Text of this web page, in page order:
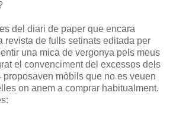
del diari de paper que encara
revista de fulls setinats editada per
una mica de vergonya pels meus
el convenciment del excessos dels
proposaven mòbils que no es veuen
on anem a comprar habitualment.